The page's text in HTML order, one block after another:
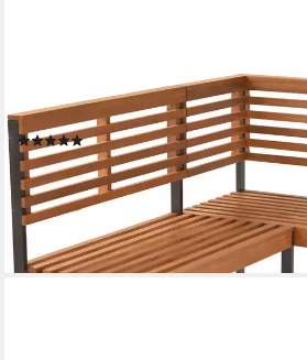
Eckbank (1-St), flexible Montageoptionen
(1)
189,90 € UVP462,90 €
-59%
lieferbar - in 4-5 Werktagen bei dir